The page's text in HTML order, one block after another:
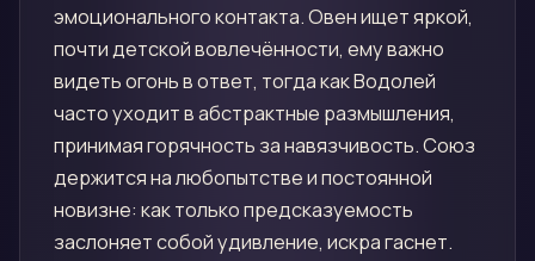
эмоционального контакта. Овен ищет яркой,
почти детской вовлечённости, ему важно
видеть огонь в ответ, тогда как Водолей
часто уходит в абстрактные размышления,
принимая горячность за навязчивость. Союз
держится на любопытстве и постоянной
новизне: как только предсказуемость
заслоняет собой удивление, искра гаснет.